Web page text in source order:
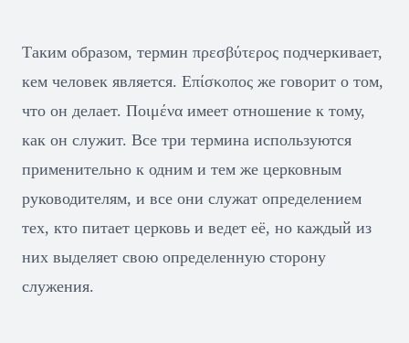
Таким образом, термин πρεσβύτερος подчеркивает,
кем человек является. Еπίσκοπος же говорит о том,
что он делает. Пοιμένα имеет отношение к тому,
как он служит. Все три термина используются
применительно к одним и тем же церковным
руководителям, и все они служат определением
тех, кто питает церковь и ведет её, но каждый из
них выделяет свою определенную сторону
служения.